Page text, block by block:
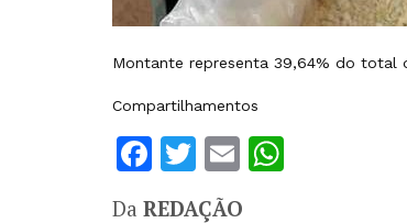
Montante representa 39,64% do total
Compartilhamentos
Facebook
Twitter
Email
Da REDAÇÃO